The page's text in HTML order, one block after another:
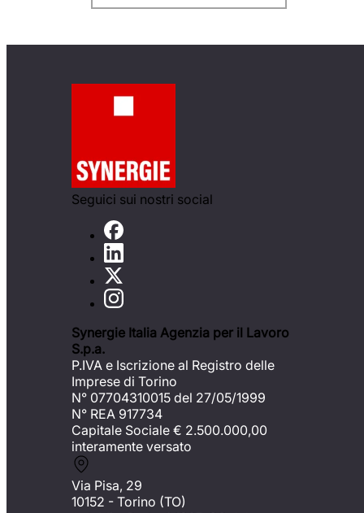
Seguici sui nostri social
Synergie Italia Agenzia per il Lavoro
S.p.a.
P.IVA e Iscrizione al Registro delle
Imprese di Torino
N° 07704310015 del 27/05/1999
N° REA 917734
Capitale Sociale € 2.500.000,00
interamente versato
Via Pisa, 29
10152 - Torino (TO)